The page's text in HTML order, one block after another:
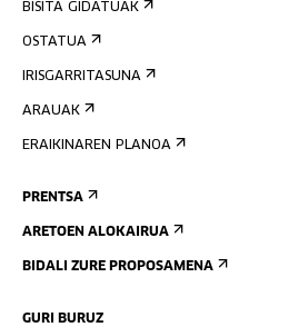
BISITA GIDATUAK
OSTATUA
IRISGARRITASUNA
ARAUAK
ERAIKINAREN PLANOA
PRENTSA
ARETOEN ALOKAIRUA
BIDALI ZURE PROPOSAMENA
GURI BURUZ